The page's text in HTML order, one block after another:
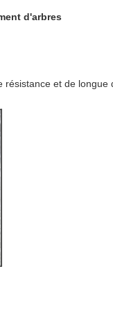
d'arbres
et de longue